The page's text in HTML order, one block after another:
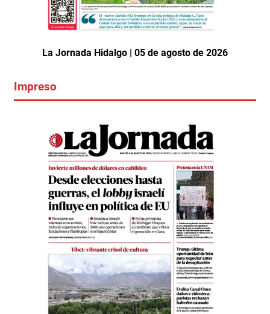
La Jornada Hidalgo | 05 de agosto de 2026
Impreso